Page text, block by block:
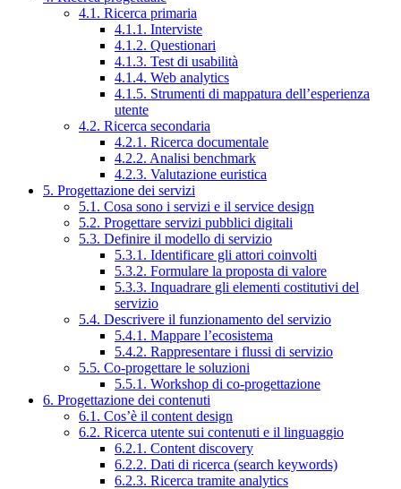
4.1. Ricerca primaria
4.1.1. Interviste
4.1.2. Questionari
4.1.3. Test di usabilità
4.1.4. Web analytics
4.1.5. Strumenti di mappatura dell’esperienza
utente
4.2. Ricerca secondaria
4.2.1. Ricerca documentale
4.2.2. Analisi benchmark
4.2.3. Valutazione euristica
5. Progettazione dei servizi
5.1. Cosa sono i servizi e il service design
5.2. Progettare servizi pubblici digitali
5.3. Definire il modello di servizio
5.3.1. Identificare gli attori coinvolti
5.3.2. Formulare la proposta di valore
5.3.3. Inquadrare gli elementi costitutivi del
servizio
5.4. Descrivere il funzionamento del servizio
5.4.1. Mappare l’ecosistema
5.4.2. Rappresentare i flussi di servizio
5.5. Co-progettare le soluzioni
5.5.1. Workshop di co-progettazione
6. Progettazione dei contenuti
6.1. Cos’è il content design
6.2. Ricerca utente sui contenuti e il linguaggio
6.2.1. Content discovery
6.2.2. Dati di ricerca (search keywords)
6.2.3. Ricerca tramite analytics